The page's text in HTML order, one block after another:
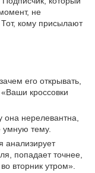
не
кому присылают
его открывать,
кроссовки
она нерелевантна,
умную тему.
анализирует
попадает точнее,
вторник утром».